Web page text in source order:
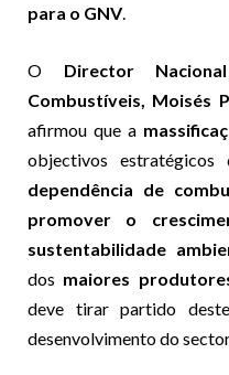
para o GNV.
O Director
Combustíveis, Moisés
afirmou que a
objectivos
dependência de
promover o
sustentabilidade
dos maiores
deve tirar partido
desenvolvimento do